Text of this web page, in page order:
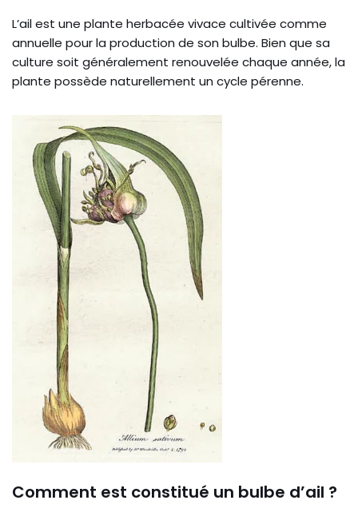
L’ail est une plante herbacée vivace cultivée comme
annuelle pour la production de son bulbe. Bien que sa
culture soit généralement renouvelée chaque année, la
plante possède naturellement un cycle pérenne.
Comment est constitué un bulbe d’ail ?